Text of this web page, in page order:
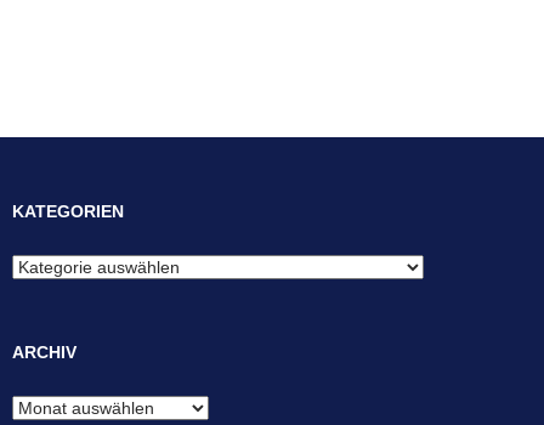
KATEGORIEN
Kategorien
ARCHIV
Archiv